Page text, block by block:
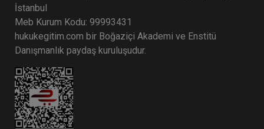
İstanbul
Meb Kurum Kodu: 99993431
hukukegitim.com bir Boğaziçi Akademi ve Enstitü
Danışmanlık paydaş kuruluşudur.